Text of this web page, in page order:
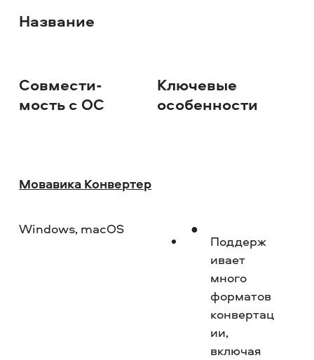
Название
Совмести­
мость с ОС
Ключевые
особен­ности
Мовавика Конвертер
Windows, macOS
Поддерж
и­вает
много
форматов
конвертац
ии,
включая